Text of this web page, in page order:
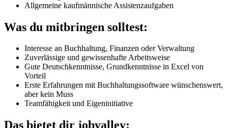
Allgemeine kaufmännische Assistenzaufgaben
Was du mitbringen solltest:
Interesse an Buchhaltung, Finanzen oder Verwaltung
Zuverlässige und gewissenhafte Arbeitsweise
Gute Deutschkenntnisse, Grundkenntnisse in Excel von
Vorteil
Erste Erfahrungen mit Buchhaltungssoftware wünschenswert,
aber kein Muss
Teamfähigkeit und Eigeninitiative
Das bietet dir jobvalley: